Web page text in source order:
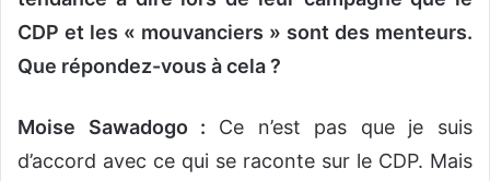
CDP et les « mouvanciers » sont des menteurs.
Que répondez-vous à cela ?
Moise Sawadogo : Ce n’est pas que je suis
d’accord avec ce qui se raconte sur le CDP. Mais